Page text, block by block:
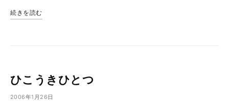
続きを読む
ひこうきひとつ
2006年1月26日